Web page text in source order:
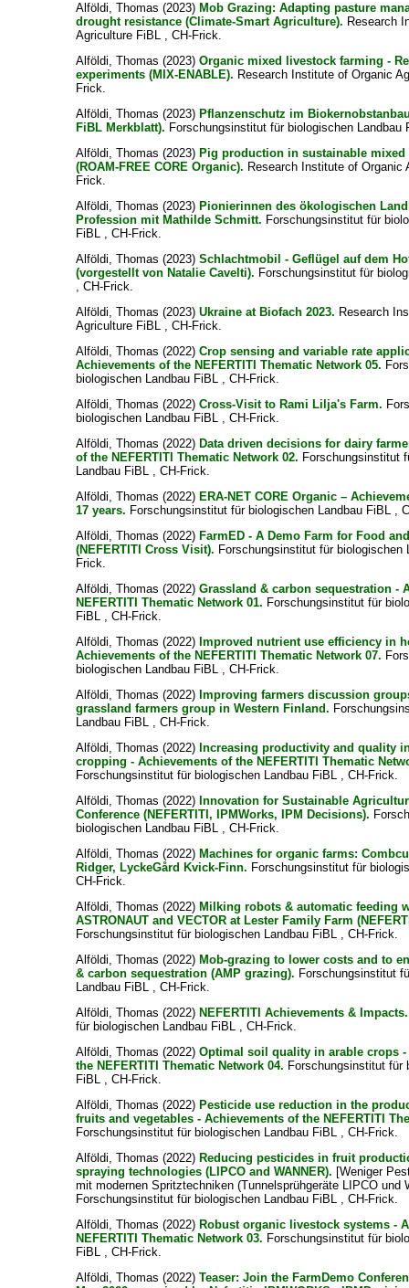
Alföldi, Thomas (2023) Mob Grazing: Adapting pasture
drought resistance (Climate-Smart Agriculture). Research
Agriculture FiBL , CH-Frick.
Alföldi, Thomas (2023)Organic mixed livestock farming -
experiments (MIX-ENABLE). Research Institute of Organic
Frick.
Alföldi, Thomas (2023) Pflanzenschutz im
FiBL Merkblatt). Forschungsinstitut für biologischen Landbau
Alföldi, Thomas (2023) Pig production in sustainable mixed
(ROAM-FREE CORE Organic). Research Institute of Organic
Frick.
Alföldi, Thomas (2023) Pionierinnen des ökologischen
Profession mit Mathilde Schmitt. Forschungsinstitut für
FiBL , CH-Frick.
Alföldi, Thomas (2023)Schlachtmobil - Geflügel auf dem
(vorgestellt von Natalie Cavelti). Forschungsinstitut für
, CH-Frick.
Alföldi, Thomas (2023)Ukraine at Biofach 2023. Research
Agriculture FiBL , CH-Frick.
Alföldi, Thomas (2022)Crop sensing and variable rate
Achievements of the NEFERTITI Thematic Network 05.
biologischen Landbau FiBL , CH-Frick.
Alföldi, Thomas (2022)Cross-Visit to Rami Lilja's Farm.
biologischen Landbau FiBL , CH-Frick.
Alföldi, Thomas (2022) Data driven decisions for dairy
of the NEFERTITI Thematic Network 02. Forschungsinstitut
Landbau FiBL , CH-Frick.
Alföldi, Thomas (2022) ERA-NET CORE Organic –
17 years. Forschungsinstitut für biologischen Landbau FiBL ,
Alföldi, Thomas (2022) FarmED - A Demo Farm for Food
(NEFERTITI Cross Visit). Forschungsinstitut für biologischen
Frick.
Alföldi, Thomas (2022)Grassland & carbon sequestration -
NEFERTITI Thematic Network 01. Forschungsinstitut für
FiBL , CH-Frick.
Alföldi, Thomas (2022) Improved nutrient use efficiency in
Achievements of the NEFERTITI Thematic Network 07.
biologischen Landbau FiBL , CH-Frick.
Alföldi, Thomas (2022) Improving farmers discussion
grassland farmers group in Western Finland.
Landbau FiBL , CH-Frick.
Alföldi, Thomas (2022) Increasing productivity and quality
cropping - Achievements of the NEFERTITI Thematic
Forschungsinstitut für biologischen Landbau FiBL , CH-Frick.
Alföldi, Thomas (2022) Innovation for Sustainable
Conference (NEFERTITI, IPMWorks, IPM Decisions).
biologischen Landbau FiBL , CH-Frick.
Alföldi, Thomas (2022) Machines for organic farms:
Ridger, LyckeGård Kvick-Finn. Forschungsinstitut für
CH-Frick.
Alföldi, Thomas (2022) Milking robots & automatic feeding
ASTRONAUT and VECTOR at Lester Family Farm
Forschungsinstitut für biologischen Landbau FiBL , CH-Frick.
Alföldi, Thomas (2022) Mob-grazing to lower costs and to
& carbon sequestration (AMP grazing). Forschungsinstitut
Landbau FiBL , CH-Frick.
Alföldi, Thomas (2022) NEFERTITI Achievements & Impacts.
für biologischen Landbau FiBL , CH-Frick.
Alföldi, Thomas (2022)Optimal soil quality in arable crops
the NEFERTITI Thematic Network 04. Forschungsinstitut für
FiBL , CH-Frick.
Alföldi, Thomas (2022) Pesticide use reduction in the
fruits and vegetables - Achievements of the NEFERTITI
Forschungsinstitut für biologischen Landbau FiBL , CH-Frick.
Alföldi, Thomas (2022) Reducing pesticides in fruit
spraying technologies (LIPCO and WANNER). [Weniger
mit modernen Spritztechniken (Tunnelsprühgeräte LIPCO und
Forschungsinstitut für biologischen Landbau FiBL , CH-Frick.
Alföldi, Thomas (2022) Robust organic livestock systems -
NEFERTITI Thematic Network 03. Forschungsinstitut für
FiBL , CH-Frick.
Alföldi, Thomas (2022)Teaser: Join the FarmDemo